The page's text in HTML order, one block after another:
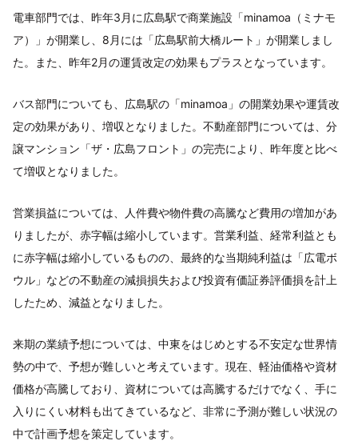
電車部門では、昨年3月に広島駅で商業施設「minamoa（ミナモ
ア）」が開業し、8月には「広島駅前大橋ルート」が開業しまし
た。また、昨年2月の運賃改定の効果もプラスとなっています。
バス部門についても、広島駅の「minamoa」の開業効果や運賃改
定の効果があり、増収となりました。不動産部門については、分
譲マンション「ザ・広島フロント」の完売により、昨年度と比べ
て増収となりました。
営業損益については、人件費や物件費の高騰など費用の増加があ
りましたが、赤字幅は縮小しています。営業利益、経常利益とも
に赤字幅は縮小しているものの、最終的な当期純利益は「広電ボ
ウル」などの不動産の減損損失および投資有価証券評価損を計上
したため、減益となりました。
来期の業績予想については、中東をはじめとする不安定な世界情
勢の中で、予想が難しいと考えています。現在、軽油価格や資材
価格が高騰しており、資材については高騰するだけでなく、手に
入りにくい材料も出てきているなど、非常に予測が難しい状況の
中で計画予想を策定しています。